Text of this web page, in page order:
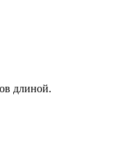
длиной.